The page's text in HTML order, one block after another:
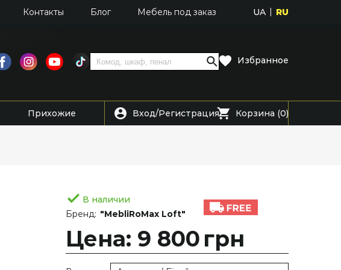
Контакты Блог Мебель под заказ UA RU
Избранное
Прихожие Вход/Регистрация Корзина (0)
В наличии
Бренд: "MebliRoMax Loft"
Цена: 9 800 грн